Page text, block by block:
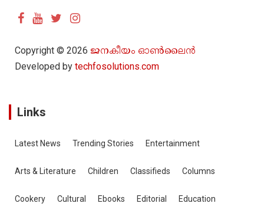
Copyright © 2026 ജനകീയം ഓൺ‌ലൈൻ
Developed by techfosolutions.com
Links
Latest News Trending Stories Entertainment
Arts & Literature Children Classifieds Columns
Cookery Cultural Ebooks Editorial Education